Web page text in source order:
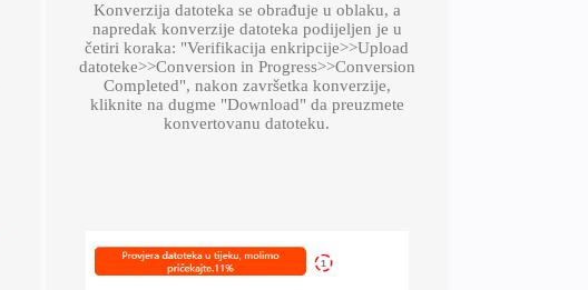
Konverzija datoteka se obrađuje u oblaku, a
napredak konverzije datoteka podijeljen je u
četiri koraka: "Verifikacija enkripcije>>Upload
datoteke>>Conversion in Progress>>Conversion
Completed", nakon završetka konverzije,
kliknite na dugme "Download" da preuzmete
konvertovanu datoteku.